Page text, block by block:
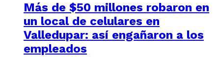
Más de $50 millones robaron en
un local de celulares en
Valledupar: así engañaron a los
empleados